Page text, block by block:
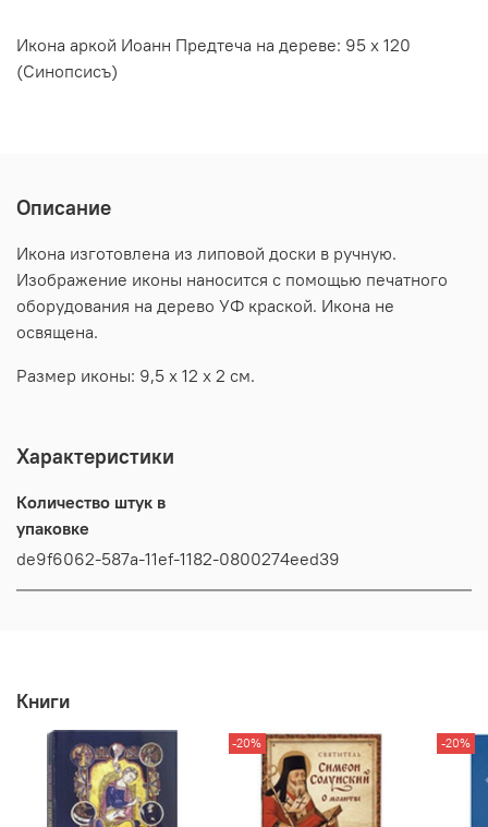
Икона аркой Иоанн Предтеча на дереве: 95 х 120
(Синопсисъ)
Описание
Икона изготовлена из липовой доски в ручную.
Изображение иконы наносится с помощью печатного
оборудования на дерево УФ краской. Икона не
освящена.
Размер иконы: 9,5 х 12 х 2 см.
Характеристики
Количество штук в
упаковке
de9f6062-587a-11ef-1182-0800274eed39
Книги
-20% -20%